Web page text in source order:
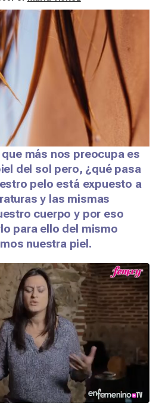
más nos preocupa es
del sol pero, ¿qué pasa
pelo está expuesto a
y las mismas
cuerpo y por eso
para ello del mismo
nuestra piel.